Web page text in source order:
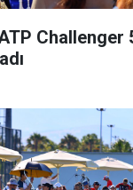
Challenger